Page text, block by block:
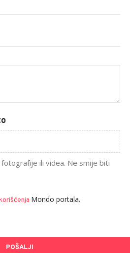
ili videa. Ne smije biti
Mondo portala.
POŠALJI